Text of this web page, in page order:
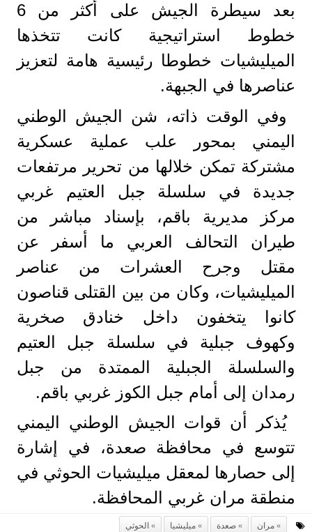
بعد سيطرة الجيش على أكثر من 6
خطوط استراتيجية كانت تتخذها
الميليشيات خطوطا رئيسية هامة لتعزيز
عناصرها في الجبهة.
وفي الوقت ذاته، شن الجيش الوطني
اليمني بمحور علب عملية عسكرية
مشتركة تمكن خلالها من تحرير مرتفعات
جديدة في سلسلة جبل العتيم غربي
مركز مديرية باقم، بإسناد مباشر من
طيران التحالف العربي ما أسفر عن
مقتل وجرح العشرات من عناصر
الميليشيات، وكان من بين القتلى قناصون
كانوا يتخفون داخل خنادق صخرية
وكهوف جبلية في سلسلة جبل العتيم
والسلسلة الجبلية الممتدة من جبل
رمدان إلى أمام جبل الكوز غربي باقم.
يُذكر أن قوات الجيش الوطني اليمني
تتوسع في محافظة صعدة، في إشارة
إلى حصارها لمعقل ميليشيات الحوثي في
منطقة مران غربي المحافظة.
مران صعدة ميليشيا الحوثي